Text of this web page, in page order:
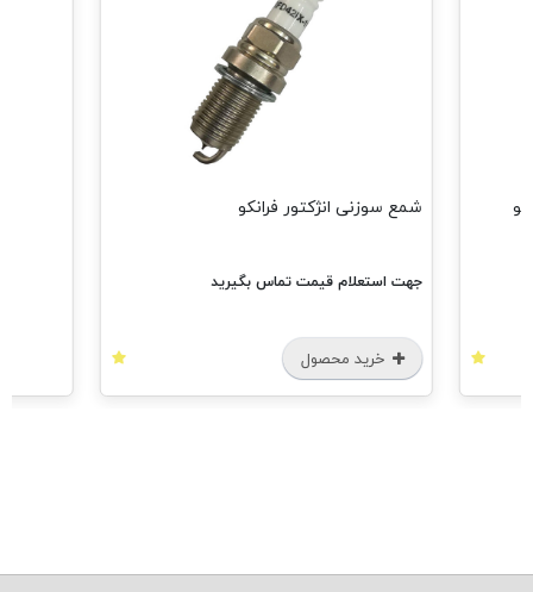
شمع سوزنی انژکتور فرانکو
جهت استعلام قیمت تماس بگیرید
خرید محصول